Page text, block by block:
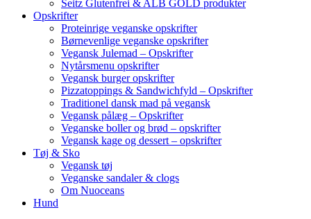
Seitz Glutenfrei & ALB GOLD produkter
Opskrifter
Proteinrige veganske opskrifter
Børnevenlige veganske opskrifter
Vegansk Julemad – Opskrifter
Nytårsmenu opskrifter
Vegansk burger opskrifter
Pizzatoppings & Sandwichfyld – Opskrifter
Traditionel dansk mad på vegansk
Vegansk pålæg – Opskrifter
Veganske boller og brød – opskrifter
Vegansk kage og dessert – opskrifter
Tøj & Sko
Vegansk tøj
Veganske sandaler & clogs
Om Nuoceans
Hund